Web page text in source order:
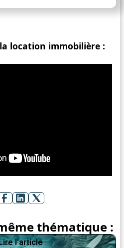
location immobilière :
thématique :
l'article